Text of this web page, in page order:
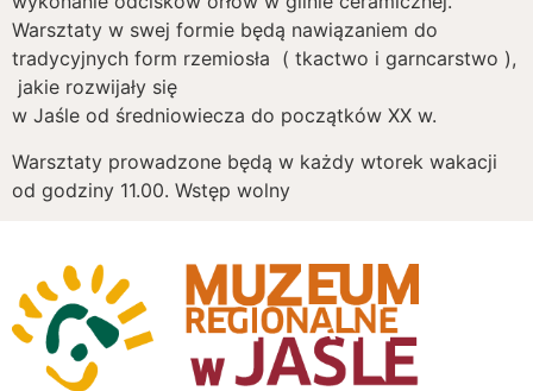
Warsztaty w swej formie będą nawiązaniem do
tradycyjnych form rzemiosła ( tkactwo i garncarstwo ),
jakie rozwijały się
w Jaśle od średniowiecza do początków XX w.
Warsztaty prowadzone będą w każdy wtorek wakacji
od godziny 11.00. Wstęp wolny